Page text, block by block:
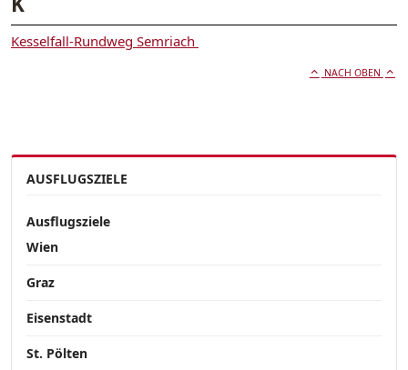
Kesselfall-Rundweg Semriach
NACH OBEN
AUSFLUGSZIELE
Ausflugsziele
Wien
Graz
Eisenstadt
St. Pölten